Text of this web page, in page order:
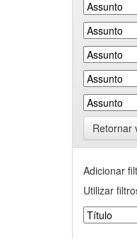
Retornar
Adicionar
Utilizar